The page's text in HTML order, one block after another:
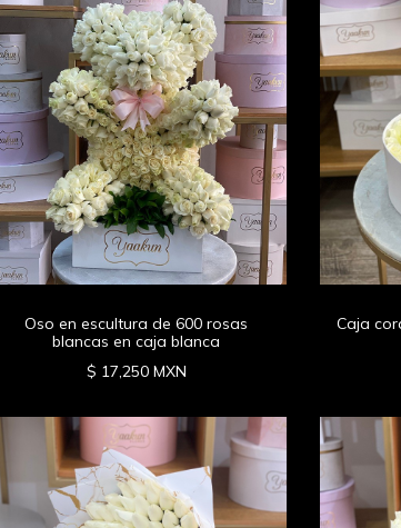
Oso en escultura de 600 rosas
blancas en caja blanca
$ 17,250 MXN
Caja